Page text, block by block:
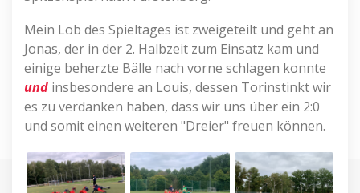
Mein Lob des Spieltages ist zweigeteilt und geht an
Jonas, der in der 2. Halbzeit zum Einsatz kam und
einige beherzte Bälle nach vorne schlagen konnte
und insbesondere an Louis, dessen Torinstinkt wir
es zu verdanken haben, dass wir uns über ein 2:0
und somit einen weiteren "Dreier" freuen können.